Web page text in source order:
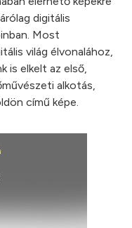
digitális
Most
világ élvonalához,
is elkelt az első,
alkotás,
című képe.